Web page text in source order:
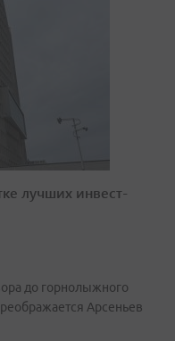
лучших инвест-
до горнолыжного
Арсеньев